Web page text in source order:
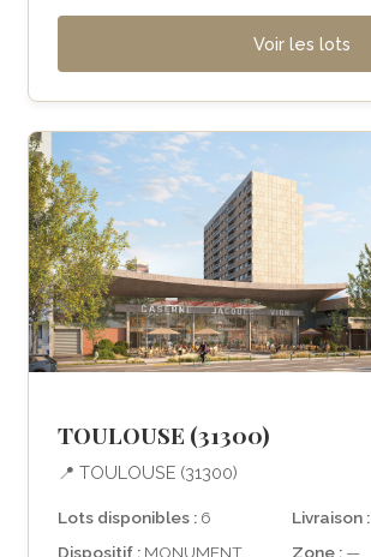
Voir les lots
TOULOUSE (31300)
📍 TOULOUSE (31300)
Lots disponibles : 6 Livraison :
Dispositif : MONUMENT Zone : —